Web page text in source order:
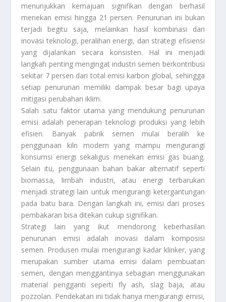
menunjukkan kemajuan signifikan dengan berhasil
menekan emisi hingga 21 persen. Penurunan ini bukan
terjadi begitu saja, melainkan hasil kombinasi dari
inovasi teknologi, peralihan energi, dan strategi efisiensi
yang dijalankan secara konsisten. Hal ini menjadi
langkah penting mengingat industri semen berkontribusi
sekitar 7 persen dari total emisi karbon global, sehingga
setiap penurunan memiliki dampak besar bagi upaya
mitigasi perubahan iklim.
Salah satu faktor utama yang mendukung penurunan
emisi adalah penerapan teknologi produksi yang lebih
efisien. Banyak pabrik semen mulai beralih ke
penggunaan kiln modern yang mampu mengurangi
konsumsi energi sekaligus menekan emisi gas buang.
Selain itu, penggunaan bahan bakar alternatif seperti
biomassa, limbah industri, atau energi terbarukan
menjadi strategi lain untuk mengurangi ketergantungan
pada batu bara. Dengan langkah ini, emisi dari proses
pembakaran bisa ditekan cukup signifikan.
Strategi lain yang ikut mendorong keberhasilan
penurunan emisi adalah inovasi dalam komposisi
semen. Produsen mulai mengurangi kadar klinker, yang
merupakan sumber utama emisi dalam pembuatan
semen, dengan menggantinya sebagian menggunakan
material pengganti seperti fly ash, slag baja, atau
pozzolan. Pendekatan ini tidak hanya mengurangi emisi,